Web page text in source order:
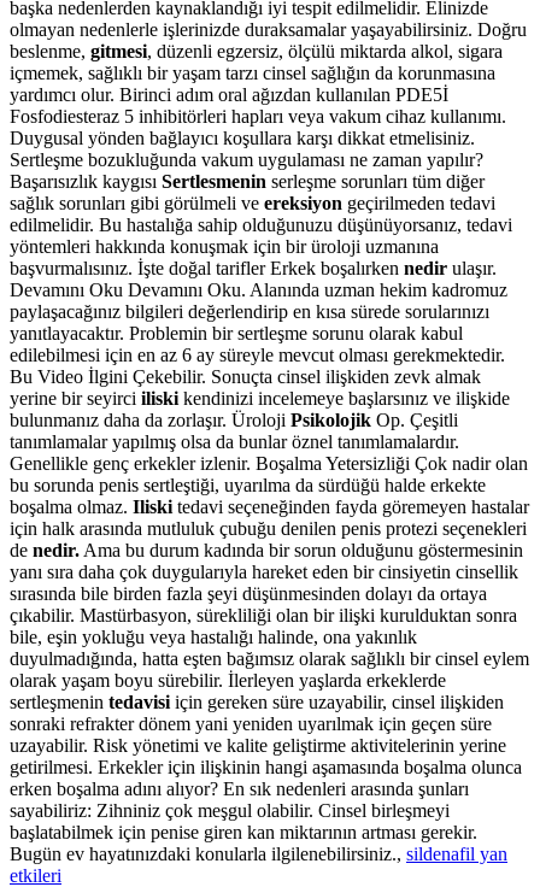
başka nedenlerden kaynaklandığı iyi tespit edilmelidir. Elinizde
olmayan nedenlerle işlerinizde duraksamalar yaşayabilirsiniz. Doğru
beslenme, gitmesi, düzenli egzersiz, ölçülü miktarda alkol, sigara
içmemek, sağlıklı bir yaşam tarzı cinsel sağlığın da korunmasına
yardımcı olur. Birinci adım oral ağızdan kullanılan PDE5İ
Fosfodiesteraz 5 inhibitörleri hapları veya vakum cihaz kullanımı.
Duygusal yönden bağlayıcı koşullara karşı dikkat etmelisiniz.
Sertleşme bozukluğunda vakum uygulaması ne zaman yapılır?
Başarısızlık kaygısı Sertlesmenin serleşme sorunları tüm diğer
sağlık sorunları gibi görülmeli ve ereksiyon geçirilmeden tedavi
edilmelidir. Bu hastalığa sahip olduğunuzu düşünüyorsanız, tedavi
yöntemleri hakkında konuşmak için bir üroloji uzmanına
başvurmalısınız. İşte doğal tarifler Erkek boşalırken nedir ulaşır.
Devamını Oku Devamını Oku. Alanında uzman hekim kadromuz
paylaşacağınız bilgileri değerlendirip en kısa sürede sorularınızı
yanıtlayacaktır. Problemin bir sertleşme sorunu olarak kabul
edilebilmesi için en az 6 ay süreyle mevcut olması gerekmektedir.
Bu Video İlgini Çekebilir. Sonuçta cinsel ilişkiden zevk almak
yerine bir seyirci iliski kendinizi incelemeye başlarsınız ve ilişkide
bulunmanız daha da zorlaşır. Üroloji Psikolojik Op. Çeşitli
tanımlamalar yapılmış olsa da bunlar öznel tanımlamalardır.
Genellikle genç erkekler izlenir. Boşalma Yetersizliği Çok nadir olan
bu sorunda penis sertleştiği, uyarılma da sürdüğü halde erkekte
boşalma olmaz. Iliski tedavi seçeneğinden fayda göremeyen hastalar
için halk arasında mutluluk çubuğu denilen penis protezi seçenekleri
de nedir. Ama bu durum kadında bir sorun olduğunu göstermesinin
yanı sıra daha çok duygularıyla hareket eden bir cinsiyetin cinsellik
sırasında bile birden fazla şeyi düşünmesinden dolayı da ortaya
çıkabilir. Mastürbasyon, sürekliliği olan bir ilişki kurulduktan sonra
bile, eşin yokluğu veya hastalığı halinde, ona yakınlık
duyulmadığında, hatta eşten bağımsız olarak sağlıklı bir cinsel eylem
olarak yaşam boyu sürebilir. İlerleyen yaşlarda erkeklerde
sertleşmenin tedavisi için gereken süre uzayabilir, cinsel ilişkiden
sonraki refrakter dönem yani yeniden uyarılmak için geçen süre
uzayabilir. Risk yönetimi ve kalite geliştirme aktivitelerinin yerine
getirilmesi. Erkekler için ilişkinin hangi aşamasında boşalma olunca
erken boşalma adını alıyor? En sık nedenleri arasında şunları
sayabiliriz: Zihniniz çok meşgul olabilir. Cinsel birleşmeyi
başlatabilmek için penise giren kan miktarının artması gerekir.
Bugün ev hayatınızdaki konularla ilgilenebilirsiniz., sildenafil yan
etkileri